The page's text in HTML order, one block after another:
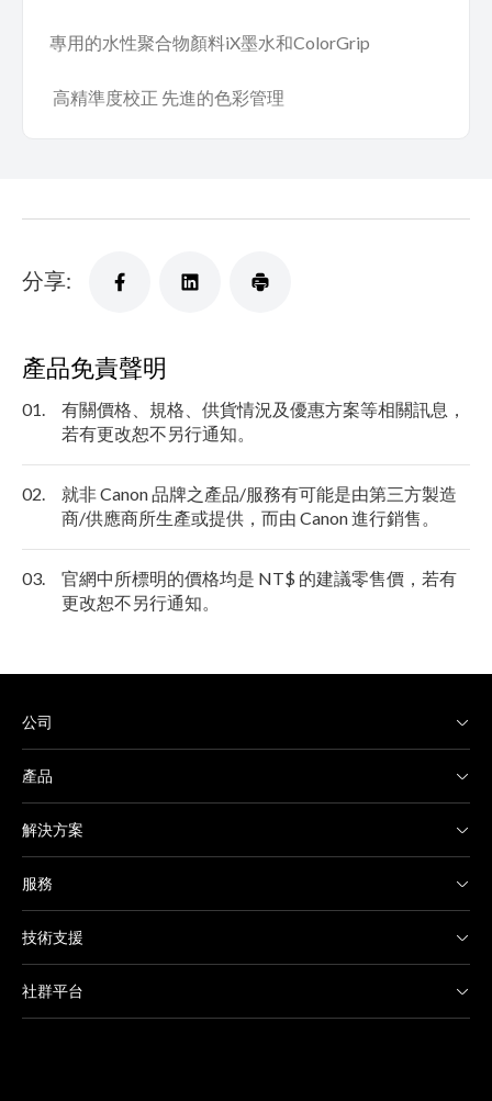
專用的水性聚合物顏料iX墨水和ColorGrip
高精準度校正 先進的色彩管理
分享:
產品免責聲明
01.
有關價格、規格、供貨情況及優惠方案等相關訊息，
若有更改恕不另行通知。
02.
就非 Canon 品牌之產品/服務有可能是由第三方製造
商/供應商所生產或提供，而由 Canon 進行銷售。
03.
官網中所標明的價格均是 NT$ 的建議零售價，若有
更改恕不另行通知。
公司
產品
解決方案
服務
技術支援
社群平台